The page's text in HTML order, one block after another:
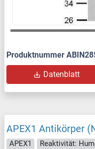
Produktnummer
Datenblatt
APEX1 Antikörper
APEX1 Reaktivität: